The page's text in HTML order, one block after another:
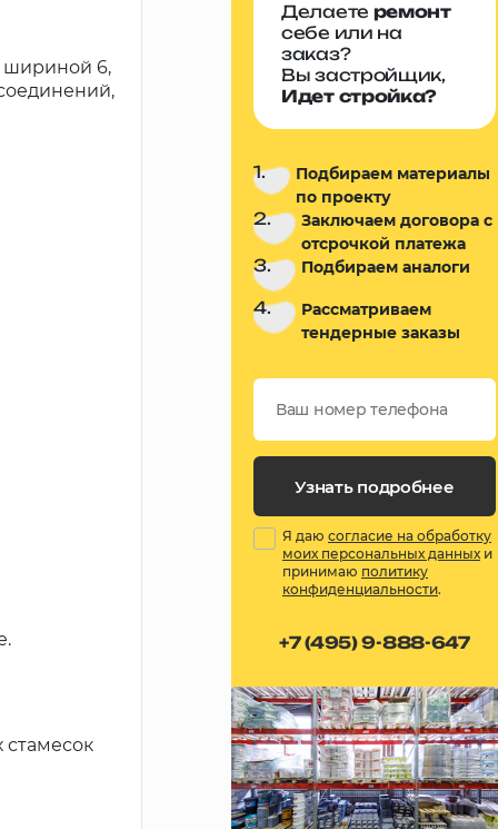
шириной 6,
Делаете ремонт
себе или на
заказ?
Вы застройщик,
Идет стройка?
1.
Подбираем материалы
по проекту
2.
Заключаем договора с
отсрочкой платежа
3. Подбираем аналоги
4.
Рассматриваем
тендерные заказы
Узнать подробнее
Я даю согласие на обработку
моих персональных данных и
принимаю политику
конфиденциальности.
+7 (495) 9-888-647